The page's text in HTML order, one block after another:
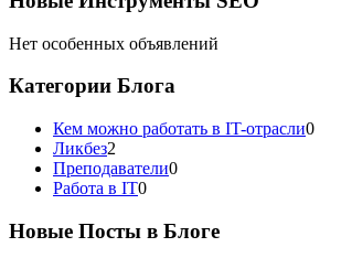
Нет особенных объявлений
Категории Блога
Кем можно работать в IT-отрасли0
Ликбез2
Преподаватели0
Работа в IT0
Новые Посты в Блоге